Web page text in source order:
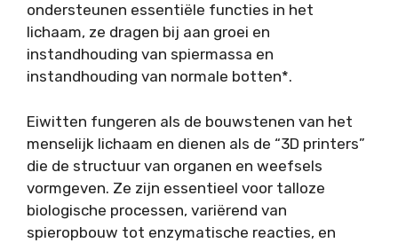
ondersteunen essentiële functies in het
lichaam, ze dragen bij aan groei en
instandhouding van spiermassa en
instandhouding van normale botten*.
Eiwitten fungeren als de bouwstenen van het
menselijk lichaam en dienen als de “3D printers”
die de structuur van organen en weefsels
vormgeven. Ze zijn essentieel voor talloze
biologische processen, variërend van
spieropbouw tot enzymatische reacties, en